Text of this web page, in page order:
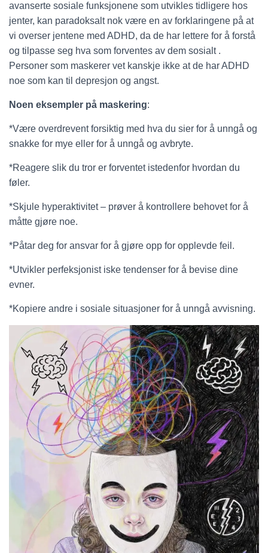
avanserte sosiale funksjonene som utvikles tidligere hos
jenter, kan paradoksalt nok være en av forklaringene på at
vi overser jentene med ADHD, da de har lettere for å forstå
og tilpasse seg hva som forventes av dem sosialt .
Personer som maskerer vet kanskje ikke at de har ADHD
noe som kan til depresjon og angst.
Noen eksempler på maskering:
*Være overdrevent forsiktig med hva du sier for å unngå og
snakke for mye eller for å unngå og avbryte.
*Reagere slik du tror er forventet istedenfor hvordan du
føler.
*Skjule hyperaktivitet – prøver å kontrollere behovet for å
måtte gjøre noe.
*Påtar deg for ansvar for å gjøre opp for opplevde feil.
*Utvikler perfeksjonist iske tendenser for å bevise dine
evner.
*Kopiere andre i sosiale situasjoner for å unngå avvisning.